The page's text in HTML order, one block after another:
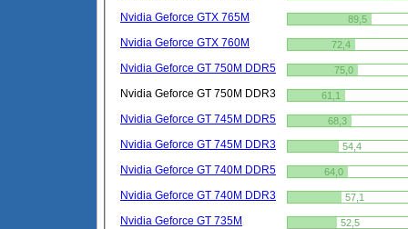
Nvidia Geforce GTX 765M 89,5
Nvidia Geforce GTX 760M 72,4
Nvidia Geforce GT 750M DDR5 75,0
Nvidia Geforce GT 750M DDR3 61,1
Nvidia Geforce GT 745M DDR5 68,3
Nvidia Geforce GT 745M DDR3 54,4
Nvidia Geforce GT 740M DDR5 64,0
Nvidia Geforce GT 740M DDR3 57,1
Nvidia Geforce GT 735M 52,5